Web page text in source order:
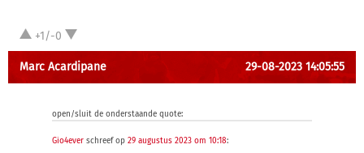
+1/-0
Marc Acardipane 29-08-2023 14:05:55
open/sluit de onderstaande quote:
Gio4ever schreef op 29 augustus 2023 om 10:18: